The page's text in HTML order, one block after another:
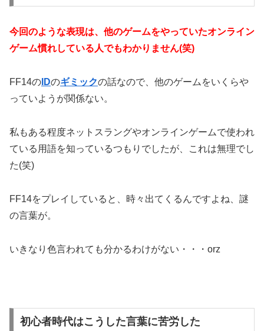
今回のような表現は、他のゲームをやっていたオンライン
ゲーム慣れしている人でもわかりません(笑)
FF14の IDのギミックの話なので、他のゲームをいくらや
っていようが関係ない。
私もある程度ネットスラングやオンラインゲームで使われ
ている用語を知っているつもりでしたが、これは無理でし
た(笑)
FF14をプレイしていると、時々出てくるんですよね、謎
の言葉が。
いきなり色言われても分かるわけがない・・・orz
初心者時代はこうした言葉に苦労した